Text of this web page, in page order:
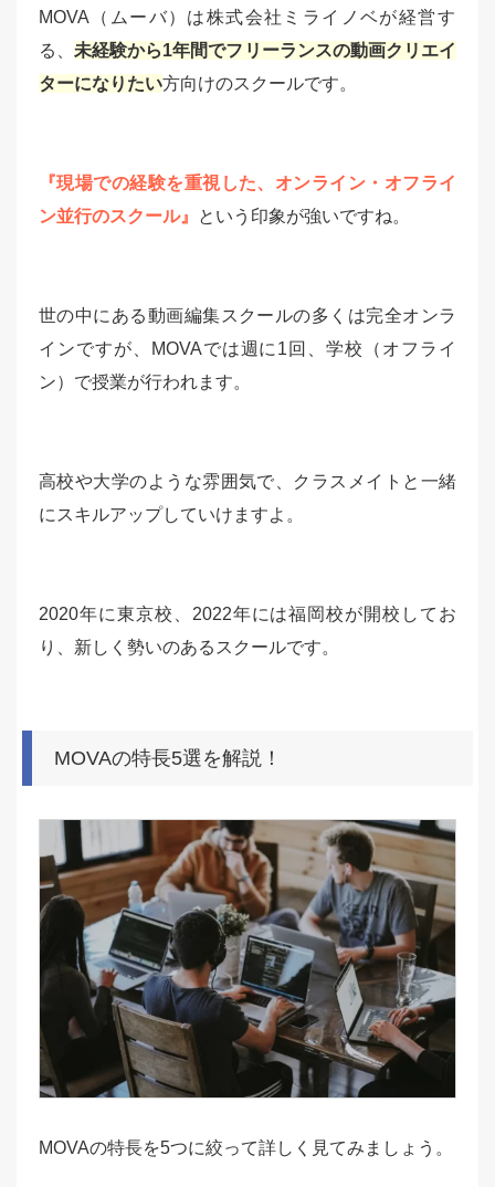
MOVA（ムーバ）は株式会社ミライノベが経営す
る、未経験から1年間でフリーランスの動画クリエイ
ターになりたい方向けのスクールです。
『現場での経験を重視した、オンライン・オフライ
ン並行のスクール』
という印象が強いですね。
世の中にある動画編集スクールの多くは完全オンラ
インですが、MOVAでは週に1回、学校（オフライ
ン）で授業が行われます。
高校や大学のような雰囲気で、クラスメイトと一緒
にスキルアップしていけますよ。
2020年に東京校、2022年には福岡校が開校してお
り、新しく勢いのあるスクールです。
MOVAの特長5選を解説！
MOVAの特長を5つに絞って詳しく見てみましょう。